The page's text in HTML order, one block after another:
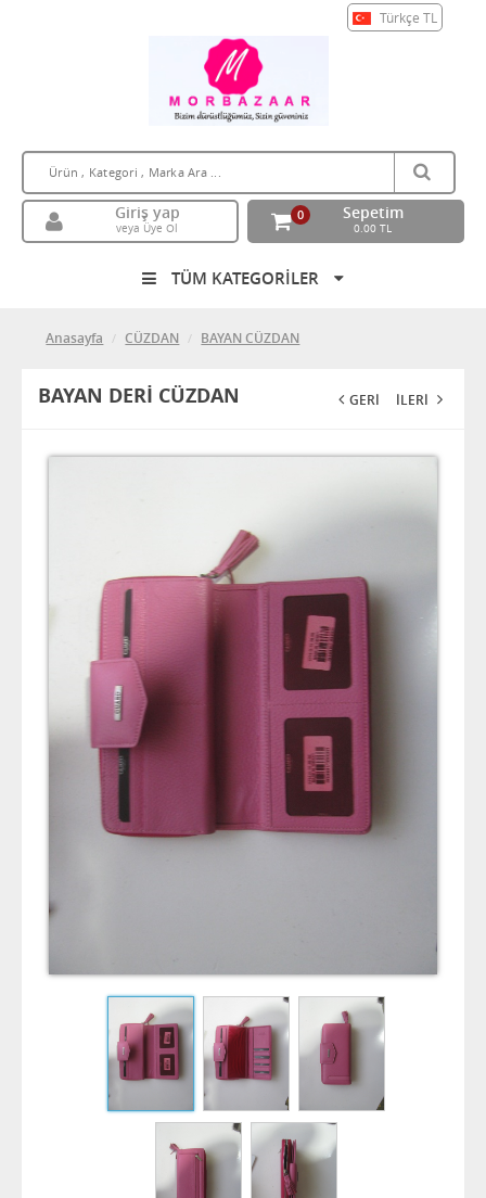
Türkçe TL
Giriş yap
veya Üye Ol
0 Sepetim
0.00 TL
TÜM KATEGORİLER
Anasayfa CÜZDAN BAYAN CÜZDAN
BAYAN DERİ CÜZDAN GERİ İLERİ